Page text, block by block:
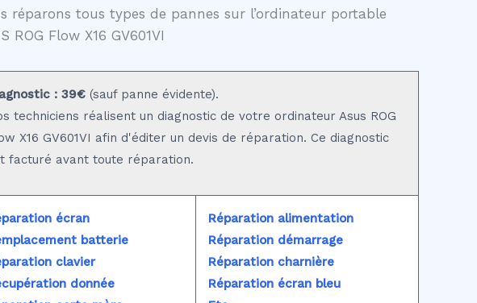
réparons tous types de pannes sur l’ordinateur portable
ROG Flow X16 GV601VI
: 39€ (sauf panne évidente).
techniciens réalisent un diagnostic de votre ordinateur Asus ROG
X16 GV601VI afin d'éditer un devis de réparation. Ce diagnostic
facturé avant toute réparation.
écran
batterie
clavier
donnée
Réparation alimentation
Réparation démarrage
Réparation charnière
Réparation écran bleu